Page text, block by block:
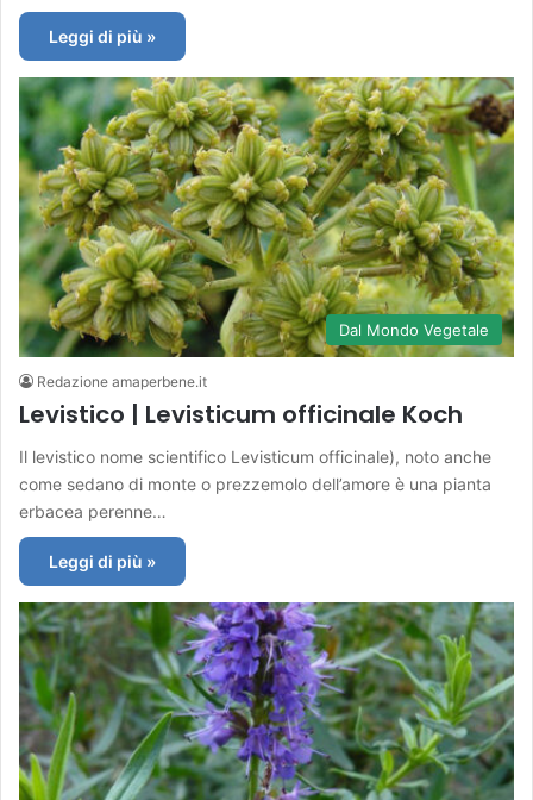
Leggi di più »
Dal Mondo Vegetale
Redazione amaperbene.it
Levistico | Levisticum officinale Koch
Il levistico nome scientifico Levisticum officinale), noto anche
come sedano di monte o prezzemolo dell’amore è una pianta
erbacea perenne…
Leggi di più »